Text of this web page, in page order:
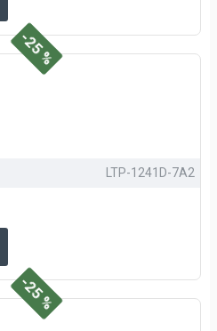
-25 %
LTP-1241D-7A2
-25 %